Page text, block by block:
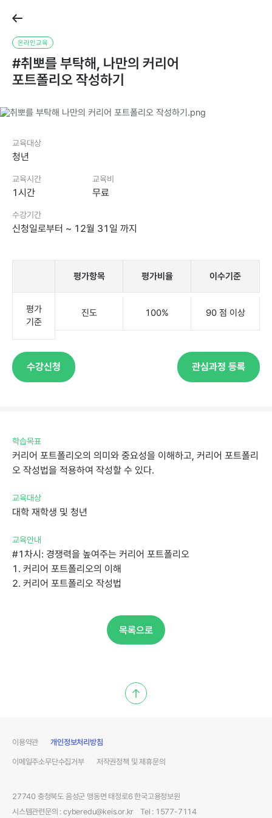
온라인교육
#취뽀를부탁해,나만의커리어
포트폴리오작성하기
교육대상
청년
교육시간
1시간
교육비
무료
수강기간
신청일로부터~12월31일까지
평가항목 평가비율 이수기준
평가
기준
진도 100% 90점이상
수강신청 관심과정등록
학습목표
커리어포트폴리오의의미와중요성을이해하고,커리어포트폴리
오작성법을적용하여작성할수있다.
교육대상
대학재학생및청년
교육안내
#1차시:경쟁력을높여주는커리어포트폴리오
1.커리어포트폴리오의이해
2.커리어포트폴리오작성법
목록으로
이용약관 개인정보처리방침
이메일주소무단수집거부 저작권정책및제휴문의
27740충청북도음성군맹동면태정로6한국고용정보원
시스템관련문의:cyberedu@keis.or.kr
Tel:1577-7114